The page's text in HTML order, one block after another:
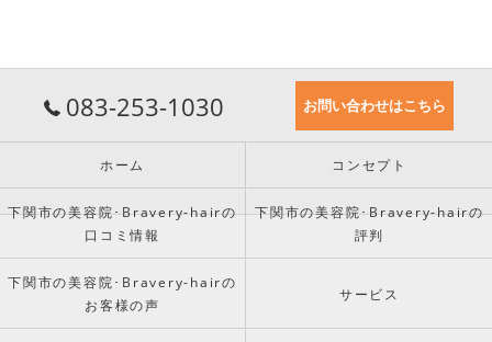
083-253-1030 お問い合わせはこちら
ホーム コンセプト
下関市の美容院･Bravery-hairの
口コミ情報
下関市の美容院･Bravery-hairの
評判
下関市の美容院･Bravery-hairの
お客様の声
サービス